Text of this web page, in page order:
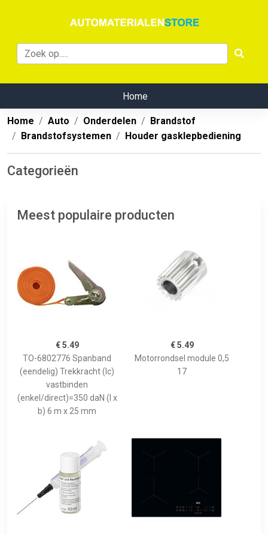
Home
Home Auto Onderdelen
Brandstof
Brandstofsystemen
Houder gasklepbediening
Categorieën
Meest populaire producten
€ 5.49
TO-6802776 Spanband
(eendelig) Trekkracht (lc)
vastbinden
(enkel/direct)=350 daN (l x
b) 6 m x 25 mm
€ 5.49
Motorrondsel module 0,5
17